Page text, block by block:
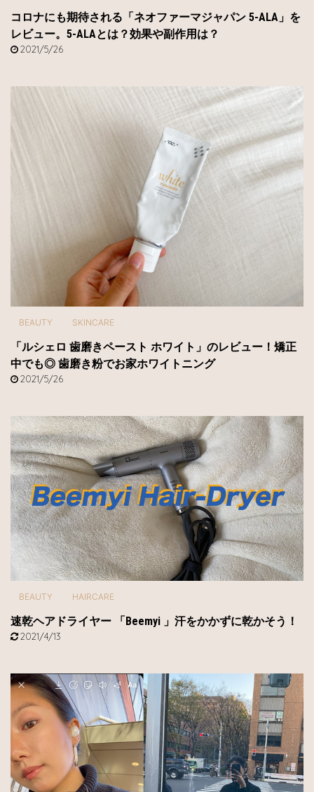
コロナにも期待される「ネオファーマジャパン 5-ALA」を
レビュー。5-ALAとは？効果や副作用は？
2021/5/26
BEAUTY SKINCARE
「ルシェロ 歯磨きペースト ホワイト」のレビュー！矯正
中でも◎ 歯磨き粉でお家ホワイトニング
2021/5/26
BEAUTY HAIRCARE
速乾ヘアドライヤー 「Beemyi 」汗をかかずに乾かそう！
2021/4/13